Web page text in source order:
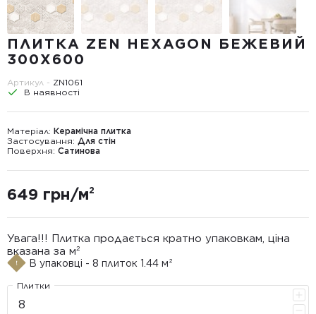
ПЛИТКА ZEN HEXAGON БЕЖЕВИЙ
300Х600
Артикул - ZN1061
В наявності
Матеріал: Керамічна плитка
Застосування: Для стін
Поверхня: Сатинова
649 грн/м²
Увага!!! Плитка продається кратно упаковкам, ціна
вказана за м²
В упаковці - 8 плиток 1.44 м²
Плитки